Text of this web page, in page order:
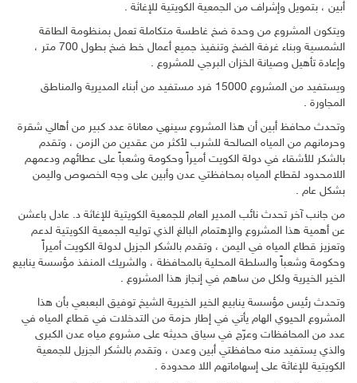
أبين ، بتمويل وإشراف من الجمعية الكويتية للإغاثة .
ويتكون المشروع من وحدة ضخ غاطسة متكاملة تعمل بمنظومة الطاقة
الشمسية وبناء غرفة الضخ وتنفيذ جميع أعمال خط ضخ بطول 700 متر ،
وإعادة تأهيل وصيانة الخزان البرجي للمشروع .
ويستفيد من المشروع 15000 فرد مستفيد من أبناء المديرية والمناطق
المجاورة .
وتحدث محافظ أبين أن هذا المشروع سينهي معاناة عدد كبير من أهالي شقرة
وحرمانهم من المياه الصالحة للشرب لأكثر من عقدين من الزمن ، وتقدم
بالشكر للأشقاء في دولة الكويت أميراً وحكومة وشعباً على عطائهم ودعمهم
اللامحدود لقطاع المياه بمحافظتي عدن وأبين على وجه الخصوص واليمن
بشكل عام .
من جانب آخر تحدث نائب المدير العام للجمعية الكويتية للإغاثة د. عادل باعشن
عن أهمية هذا المشروع والإهتمام البالغ الذي توليه الجمعية الكويتية لدعم
وتعزيز قطاع المياه في اليمن ، وتقدم بالشكر الجزيل لدولة الكويت أميراً
وحكومة وشعباً والسلطة المحلية بالمحافظة ، والشريك المنفذ مؤسسة ينابيع
الخير الخيرية ولكل من ساهم في إنجاز هذا المشروع .
وتحدث رئيس مؤسسة ينابيع الخير الخيرية الشيخ توفيق البعبعي بأن هذا
المشروع الحيوي الهام يأتي في إطار حزمة من التدخلات في قطاع المياه في
عدد من المحافظات وعرّج في سياق حديثه على مشروع مياه عدن الكبرى
والذي يستفيد منه محافظتي أبين وعدن ، وتقدم بالشكر الجزيل للجمعية
الكويتية للإغاثة على إسهاماتهم اللا محدودة .